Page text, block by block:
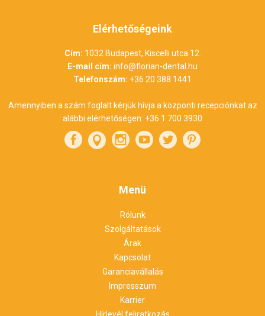
Elérhetőségeink
Cím: 1032 Budapest, Kiscelli utca 12.
E-mail cím: info@florian-dental.hu
Telefonszám: +36 20 388 1441
Amennyiben a szám foglalt kérjük hívja a központi recepciónkat az
alábbi elérhetőségen: +36 1 700 3930
Menü
Rólunk
Szolgáltatások
Árak
Kapcsolat
Garanciavállalás
Impresszum
Karrier
Hírlevél feliratkozás